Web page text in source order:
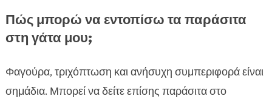
Πώς μπορώ να εντοπίσω τα παράσιτα
στη γάτα μου;
Φαγούρα, τριχόπτωση και ανήσυχη συμπεριφορά είναι
σημάδια. Μπορεί να δείτε επίσης παράσιτα στο